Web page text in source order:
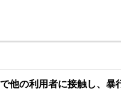
金銭の要望については否定して
逮捕・勾留の連絡を受けたご
他の利用者に接触し、暴